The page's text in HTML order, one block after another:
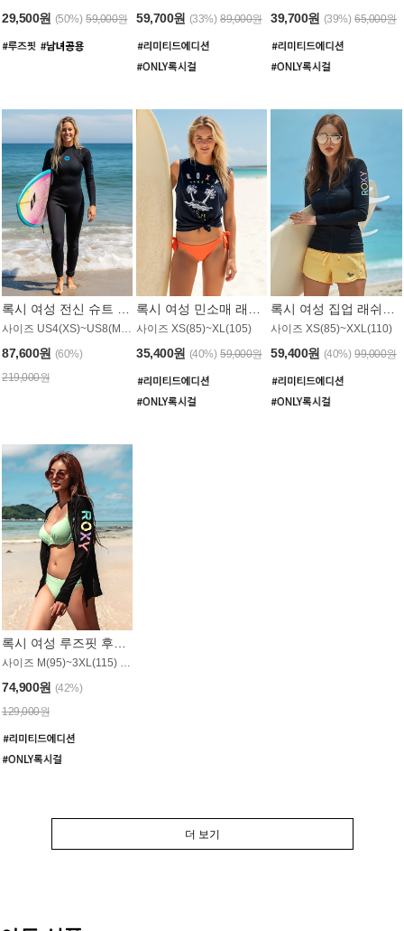
29,500원 (50%) 59,000원 59,700원 (33%) 89,000원 39,700원 (39%) 65,000원
87,600원 (60%)
219,000원
사이즈 XS(85)~XL(105)
35,400원 (40%) 59,000원
사이즈 XS(85)~XXL(110)
59,400원 (40%) 99,000원
록시 여성 루즈핏 후드 래쉬가드 WT900BRX
사이즈 M(95)~3XL(115) / 롱기장 타입
74,900원 (42%)
129,000원
더 보기